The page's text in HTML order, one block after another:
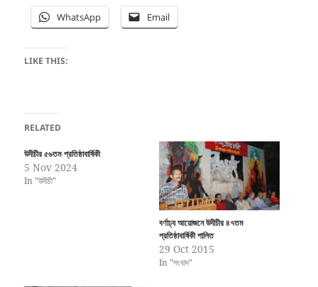
WhatsApp Email
LIKE THIS:
RELATED
উদীচীর ৫৬তম প্রতিষ্ঠাবার্ষিকী
5 Nov 2024
In "উদীচী"
বর্ণাঢ্য আয়োজনে উদীচীর ৪৭তম
প্রতিষ্ঠাবার্ষিকী পালিত
29 Oct 2015
In "সংবাদ"